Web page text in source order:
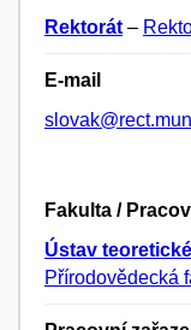
Rektorát –
E-mail
Fakulta /
Ústav
Přírodovědecká